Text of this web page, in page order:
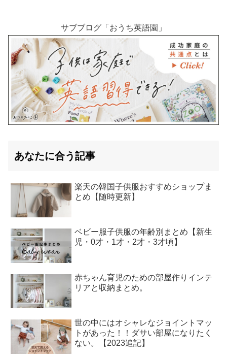
サブブログ「おうち英語園」
あなたに合う記事
楽天の韓国子供服おすすめショップま
とめ【随時更新】
ベビー服子供服の年齢別まとめ【新生
児・0才・1才・2才・3才頃】
赤ちゃん育児のための部屋作りインテ
リアと収納まとめ。
世の中にはオシャレなジョイントマッ
トがあった！！ダサい部屋になりたく
ない。【2023追記】